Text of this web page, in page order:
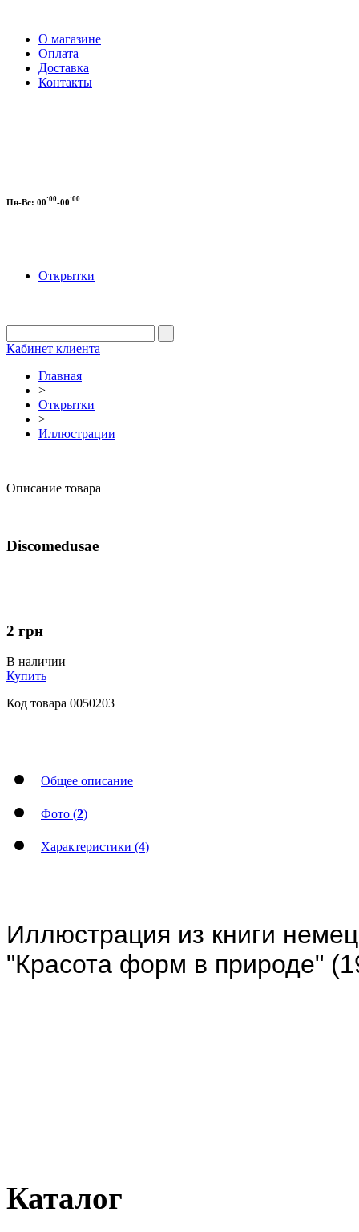
О магазине
Оплата
Доставка
Контакты
Пн-Вс: 00:00-00:00
Открытки
Кабинет клиента
Главная
>
Открытки
>
Иллюстрации
Описание товара
Discomedusae
2 грн
В наличии
Купить
Код товара 0050203
Общее описание
Фото (2)
Характеристики (4)
Иллюстрация из книги
"Красота форм в природе"
Каталог